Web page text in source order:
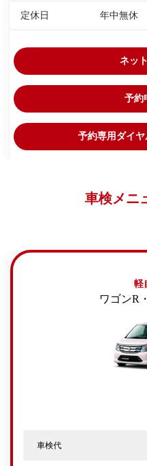
定休日 年中無休
ネッ
予約
予約専用ダイヤ
車検メニ
軽
ワゴンR
車検代